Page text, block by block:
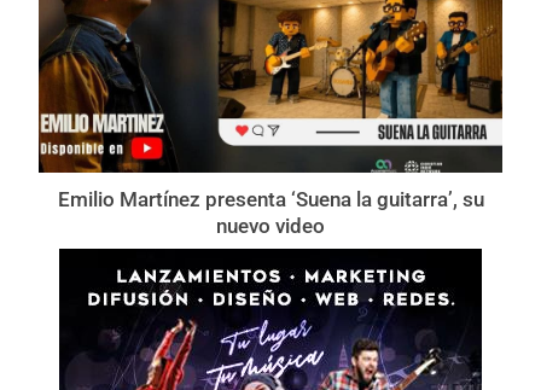
Emilio Martínez presenta ‘Suena la guitarra’, su
nuevo video